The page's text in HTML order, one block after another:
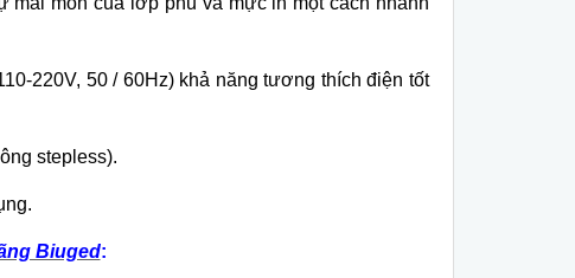
220V, 50 / 60Hz) khả năng tương thích điện tốt
stepless).
Biuged: